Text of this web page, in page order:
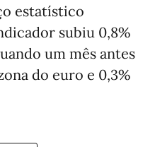
estatístico
subiu 0,8%
um mês antes
do euro e 0,3%